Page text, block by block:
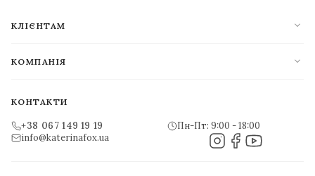
КЛІЄНТАМ expand_more
КОМПАНІЯ expand_more
КОНТАКТИ
+38 067 149 19 19
info@katerinafox.ua
Пн-Пт: 9:00 - 18:00